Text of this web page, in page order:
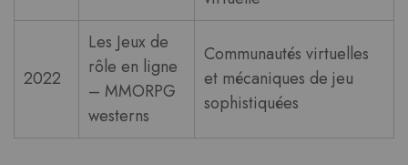
2022
Les Jeux de
rôle en ligne
– MMORPG
westerns
Communautés virtuelles
et mécaniques de jeu
sophistiquées